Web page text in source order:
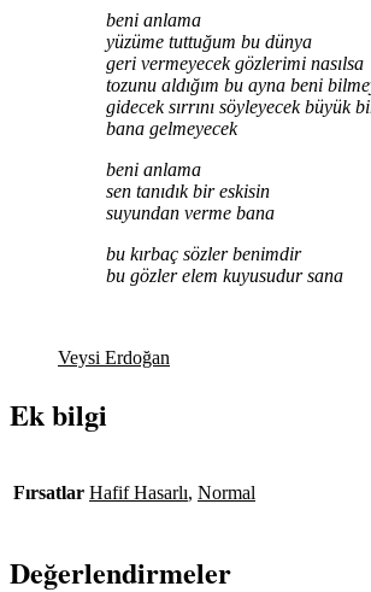
beni anlama
yüzüme tuttuğum bu dünya
geri vermeyecek gözlerimi nasılsa
tozunu aldığım bu ayna beni
gidecek sırrını söyleyecek büyük
bana gelmeyecek
beni anlama
sen tanıdık bir eskisin
suyundan verme bana
bu kırbaç sözler benimdir
bu gözler elem kuyusudur sana
Veysi Erdoğan
Ek bilgi
Fırsatlar Hafif Hasarlı, Normal
Değerlendirmeler